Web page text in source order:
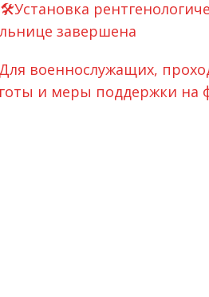
🛠Установка
завершена
Для военнослужащих,
и меры поддержки на